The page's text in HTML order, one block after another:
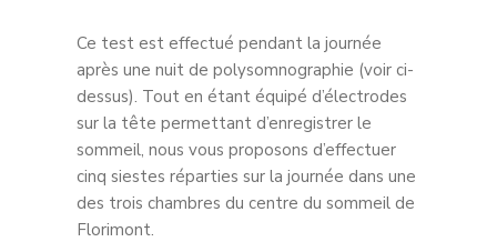
Ce test est effectué pendant la journée
après une nuit de polysomnographie (voir ci-
dessus). Tout en étant équipé d’électrodes
sur la tête permettant d’enregistrer le
sommeil, nous vous proposons d’effectuer
cinq siestes réparties sur la journée dans une
des trois chambres du centre du sommeil de
Florimont.